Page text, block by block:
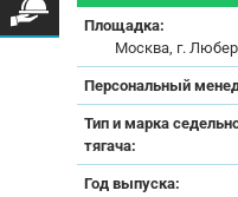
Площадка:
Москва, г.
Персональный
Тип и марка
тягача:
Год выпуска: